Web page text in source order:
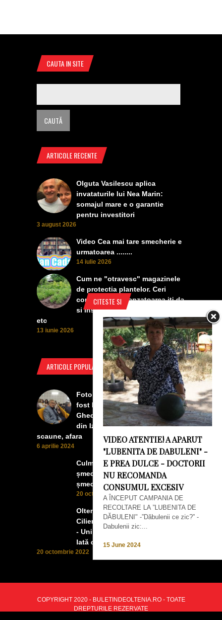
CITESTE SI
VIDEO ATENTIE! A APARUT
"LUBENITA DE DABULENI" -
E PREA DULCE - DOCTORII
NU RECOMANDA
CONSUMUL EXCESIV
A ÎNCEPUT CAMPANIA DE
RECOLTARE LA ”LUBENITA DE
DĂBULENI" -”Dăbulenii ce zic?” -
Dabulenii zic:...
15 June 2024
CAUTA IN SITE
ARTICOLE RECENTE
Olguta Vasilescu aplica
invataturile lui Nea Marin:
somajul mare e o garantie
pentru investitori
3 august 2026
Video Cea mai tare smecherie e
urmatoarea ........
14 iulie 2026
Cum ne "otravesc" magazinele
de protectia plantelor. Ceri
contra manei, vanzatoarea iti da
si insecticid, pentru dezvoltare,
etc
13 iunie 2026
ARTICOLE POPULARE
Foto Izbiceni - Lumea buna a
fost la concertul lui Tudor
Gheorghe. Lumea prea buna
din Izbiceni a avut un ecran si
scaune, afara
6 aprilie 2024
Culmea smecheriei! O mașină
șmecheră l-a trădat pe cel mai
șmecher oltean
20 octombrie 2022
Oltenii, Dăbulenii, Izbicenii,
Cilienii s-au înfrățit cu Puchenii
- Unii cu munca, alții cu profitul.
Iată ce a ieșit!
20 octombrie 2022
COPYRIGHT 2020 - BULETINDEOLTENIA.RO - TOATE
DREPTURILE REZERVATE